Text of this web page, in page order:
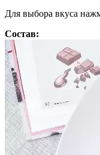
Для выбора вкуса
Состав: